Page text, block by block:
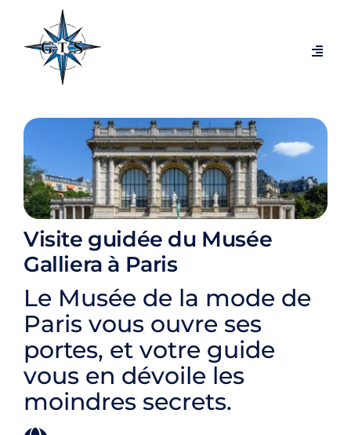
contenu
Visites par villes
Expositions temporaires
Visites exclusives et coulisses
Blog
Contact
Rechercher:
Visite guidée du Musée
Galliera à Paris
Le Musée de la mode de
Paris vous ouvre ses
portes, et votre guide
vous en dévoile les
moindres secrets.